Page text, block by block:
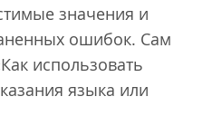
значения и
ошибок. Сам
использовать
языка или